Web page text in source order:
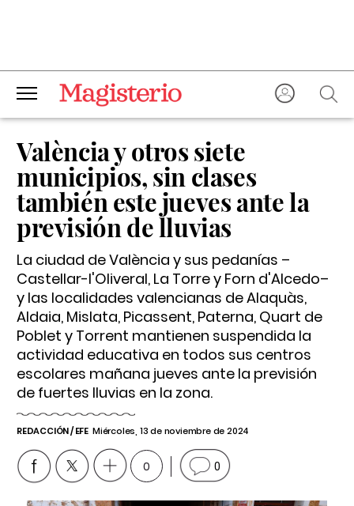
València y otros siete
municipios, sin clases
también este jueves ante la
previsión de lluvias
La ciudad de València y sus pedanías –
Castellar-l'Oliveral, La Torre y Forn d'Alcedo–
y las localidades valencianas de Alaquàs,
Aldaia, Mislata, Picassent, Paterna, Quart de
Poblet y Torrent mantienen suspendida la
actividad educativa en todos sus centros
escolares mañana jueves ante la previsión
de fuertes lluvias en la zona.
REDACCIÓN / EFE Miércoles, 13 de noviembre de 2024
0 0